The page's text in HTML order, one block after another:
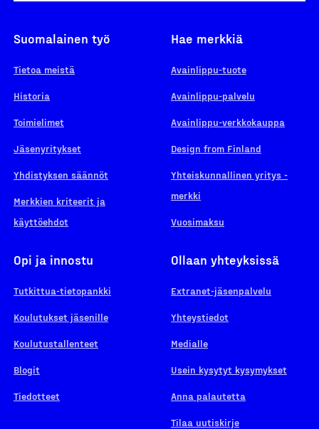
Suomalainen työ
Tietoa meistä
Historia
Toimielimet
Jäsenyritykset
Yhdistyksen säännöt
Merkkien kriteerit ja
käyttöehdot
Hae merkkiä
Avainlippu-tuote
Avainlippu-palvelu
Avainlippu-verkkokauppa
Design from Finland
Yhteiskunnallinen yritys -
merkki
Vuosimaksu
Opi ja innostu
Tutkittua-tietopankki
Koulutukset jäsenille
Koulutustallenteet
Blogit
Tiedotteet
Ollaan yhteyksissä
Extranet-jäsenpalvelu
Yhteystiedot
Medialle
Usein kysytyt kysymykset
Anna palautetta
Tilaa uutiskirje